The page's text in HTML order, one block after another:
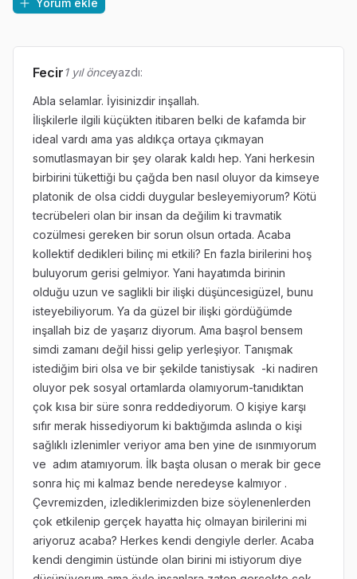
Yorum ekle
Fecir1 yıl önceyazdı:
Abla selamlar. İyisinizdir inşallah.
İlişkilerle ilgili küçükten itibaren belki de kafamda bir
ideal vardı ama yas aldıkça ortaya çıkmayan
somutlasmayan bir şey olarak kaldı hep. Yani herkesin
birbirini tükettiği bu çağda ben nasıl oluyor da kimseye
platonik de olsa ciddi duygular besleyemiyorum? Kötü
tecrübeleri olan bir insan da değilim ki travmatik
cozülmesi gereken bir sorun olsun ortada. Acaba
kollektif dedikleri bilinç mi etkili? En fazla birilerini hoş
buluyorum gerisi gelmiyor. Yani hayatımda birinin
olduğu uzun ve saglikli bir ilişki düşüncesigüzel, bunu
isteyebiliyorum. Ya da güzel bir ilişki gördüğümde
inşallah biz de yaşarız diyorum. Ama başrol bensem
simdi zamanı değil hissi gelip yerleşiyor. Tanışmak
istediğim biri olsa ve bir şekilde tanistiysak -ki nadiren
oluyor pek sosyal ortamlarda olamıyorum-tanıdıktan
çok kısa bir süre sonra reddediyorum. O kişiye karşı
sıfır merak hissediyorum ki baktığımda aslında o kişi
sağlıklı izlenimler veriyor ama ben yine de ısınmıyorum
ve adım atamıyorum. İlk başta olusan o merak bir gece
sonra hiç mi kalmaz bende neredeyse kalmıyor .
Çevremizden, izlediklerimizden bize söylenenlerden
çok etkilenip gerçek hayatta hiç olmayan birilerini mi
ariyoruz acaba? Herkes kendi dengiyle derler. Acaba
kendi dengimin üstünde olan birini mi istiyorum diye